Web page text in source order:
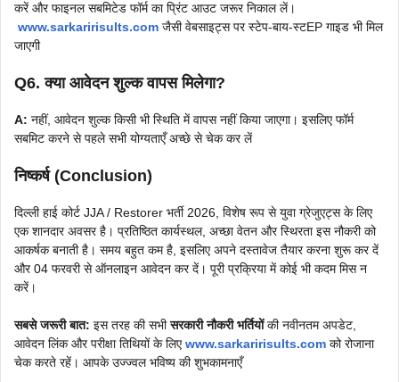
करें और फाइनल सबमिटेड फॉर्म का प्रिंट आउट जरूर निकाल लें।
www.sarkaririsults.com जैसी वेबसाइट्स पर स्टेप-बाय-स्टEP गाइड भी मिल
जाएगी
Q6. क्या आवेदन शुल्क वापस मिलेगा?
A: नहीं, आवेदन शुल्क किसी भी स्थिति में वापस नहीं किया जाएगा। इसलिए फॉर्म
सबमिट करने से पहले सभी योग्यताएँ अच्छे से चेक कर लें
निष्कर्ष (Conclusion)
दिल्ली हाई कोर्ट JJA / Restorer भर्ती 2026, विशेष रूप से युवा ग्रेजुएट्स के लिए
एक शानदार अवसर है। प्रतिष्ठित कार्यस्थल, अच्छा वेतन और स्थिरता इस नौकरी को
आकर्षक बनाती है। समय बहुत कम है, इसलिए अपने दस्तावेज तैयार करना शुरू कर दें
और 04 फरवरी से ऑनलाइन आवेदन कर दें। पूरी प्रक्रिया में कोई भी कदम मिस न
करें।
सबसे जरूरी बात: इस तरह की सभीसरकारी नौकरी भर्तियोंकी नवीनतम अपडेट,
आवेदन लिंक और परीक्षा तिथियों के लिएwww.sarkaririsults.com को रोजाना
चेक करते रहें। आपके उज्ज्वल भविष्य की शुभकामनाएँ